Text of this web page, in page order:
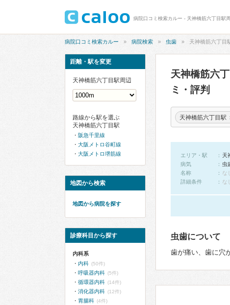
病院口コミ検索カルー - 天神橋筋六丁目駅
病院口コミ検索カルー 病院検索 虫歯 天神橋筋六丁目
天神橋筋六
ミ・評判
天神橋筋六丁目駅
エリア・駅
天
病気
虫
名称
なし
詳細条件
な
虫歯について
歯が痛い、歯に穴
距離・駅を変更
天神橋筋六丁目駅周辺
路線から駅を選ぶ
天神橋筋六丁目駅
阪急千里線
大阪メトロ谷町線
大阪メトロ堺筋線
地図から検索
地図から病院を探す
診療科目から探す
内科系
内科 (50件)
呼吸器内科 (5件)
循環器内科 (14件)
消化器内科 (12件)
胃腸科 (4件)